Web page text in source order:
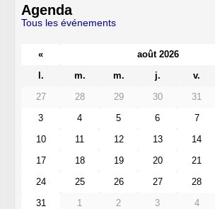
Agenda
Tous les événements
« août 2026
l.
m. m. j. v.
27
28 29 30 31
3
4 5 6 7
10
11 12 13 14
17
18 19 20 21
24
25 26 27 28
31
1 2 3 4